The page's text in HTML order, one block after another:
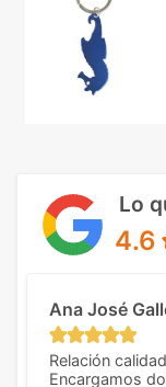
Lo
4.6
Ana José
Relación
Encargamos